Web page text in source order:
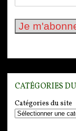
CATÉGORIES
Catégories du site